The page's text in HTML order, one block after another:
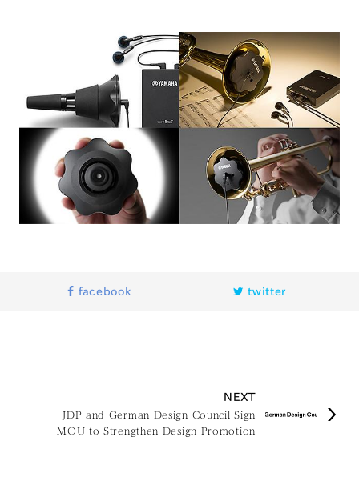
facebook twitter
NEXT
JDP and German Design Council Sign
MOU to Strengthen Design Promotion